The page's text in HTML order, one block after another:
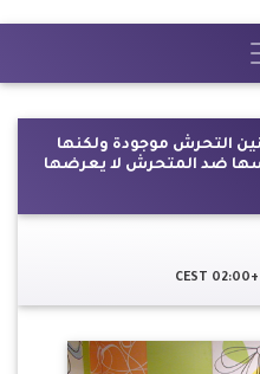
التحرش موجودة ولكنها
ضد المتحرش لا يعرضها